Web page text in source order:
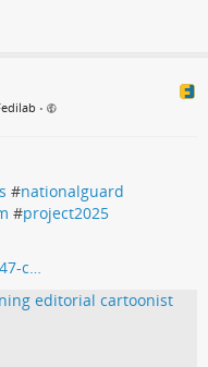
•
#nationalguard
#project2025
c…